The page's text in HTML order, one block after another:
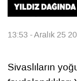
13:53 - Aralık 25
Sivaslıların